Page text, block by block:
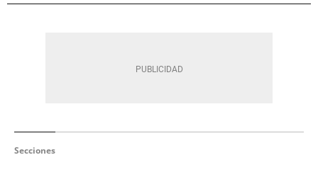
Secciones